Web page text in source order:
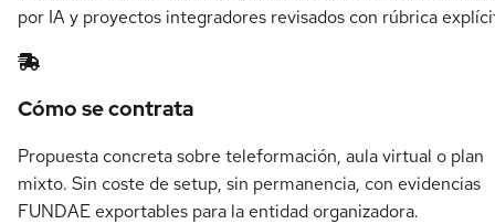
por IA y proyectos integradores revisados con rúbrica
Cómo se contrata
Propuesta concreta sobre teleformación, aula virtual o plan
mixto. Sin coste de setup, sin permanencia, con evidencias
FUNDAE exportables para la entidad organizadora.